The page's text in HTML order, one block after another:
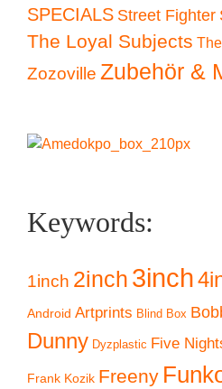
SPECIALS Street Fighter
The Loyal Subjects
Zozoville Zubehör &
Keywords:
1inch 2inch 3inch
Android Artprints Blind Box
Dunny Dyzplastic Five
Frank Kozik Freeny